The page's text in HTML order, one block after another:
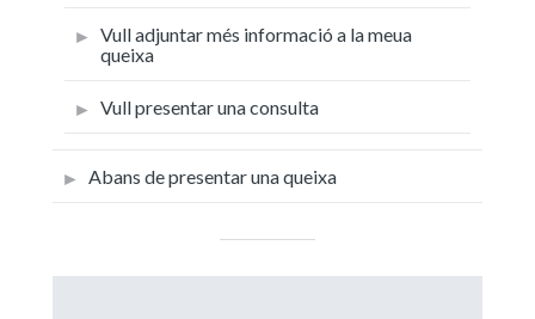
Vull adjuntar més informació a la meua
queixa
Vull presentar una consulta
Abans de presentar una queixa